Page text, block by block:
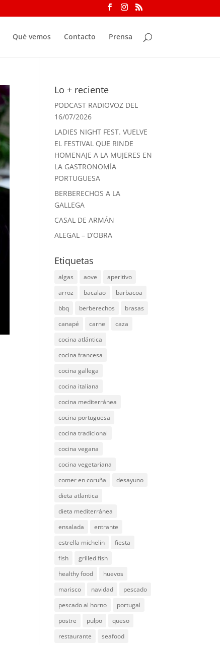
Qué vemos Contacto Prensa
Lo + reciente
PODCAST RADIOVOZ DEL
16/07/2026
LADIES NIGHT FEST. VUELVE
EL FESTIVAL QUE RINDE
HOMENAJE A LA MUJERES EN
LA GASTRONOMÍA
PORTUGUESA
BERBERECHOS A LA
GALLEGA
CASAL DE ARMÁN
ALEGAL – D’OBRA
Etiquetas
algas aove
aperitivo
arroz
bacalao
barbacoa
bbq
berberechos
brasas
canapé
carne
caza
cocina atlántica
cocina francesa
cocina gallega
cocina italiana
cocina mediterránea
cocina portuguesa
cocina tradicional
cocina vegana
cocina vegetariana
comer en coruña
desayuno
dieta atlantica
dieta mediterránea
ensalada
entrante
estrella michelin
fiesta
fish
grilled fish
healthy food
huevos
marisco
navidad
pescado
pescado al horno
portugal
postre
pulpo
queso
restaurante
seafood